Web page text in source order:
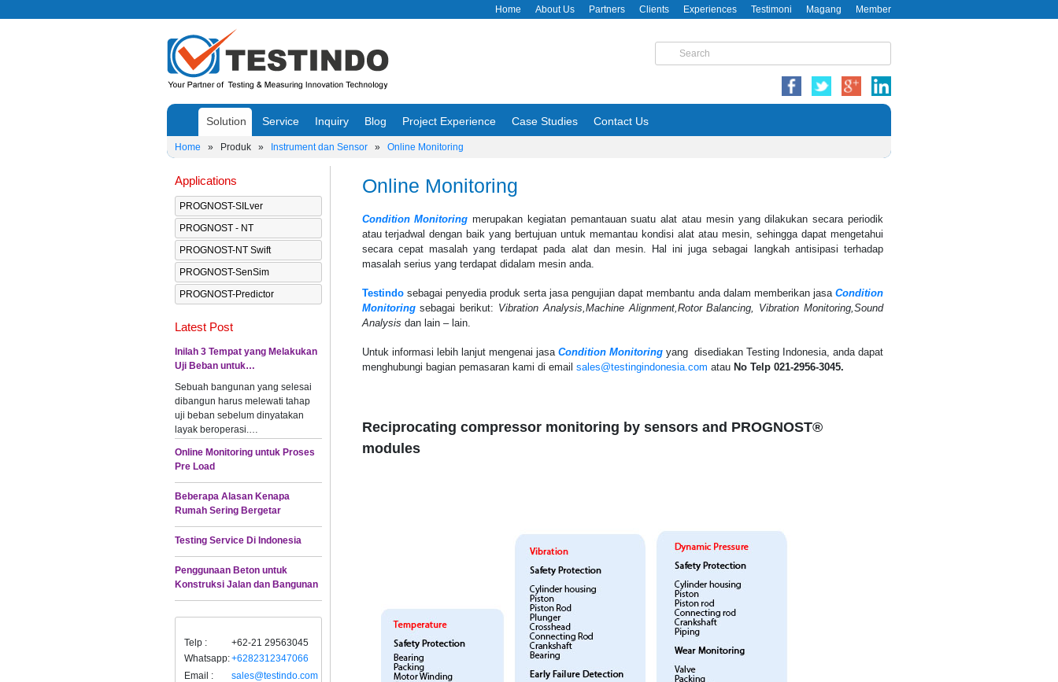
Home About Us Partners Clients Experiences Testimoni Magang Member
Solution Service Inquiry Blog Project Experience Case Studies Contact Us
Home » Produk » Instrument dan Sensor » Online Monitoring
Applications
PROGNOST-SILver
PROGNOST - NT
PROGNOST-NT Swift
PROGNOST-SenSim
PROGNOST-Predictor
Latest Post
Inilah 3 Tempat yang Melakukan
Uji Beban untuk…
Sebuah bangunan yang selesai
dibangun harus melewati tahap
uji beban sebelum dinyatakan
layak beroperasi.…
Online Monitoring untuk Proses
Pre Load
Beberapa Alasan Kenapa
Rumah Sering Bergetar
Testing Service Di Indonesia
Penggunaan Beton untuk
Konstruksi Jalan dan Bangunan
Telp :
+62-21 29563045
Whatsapp:+6282312347066
Email :
sales@testindo.com
Online Monitoring
Condition Monitoring merupakan kegiatan pemantauan suatu alat atau mesin yang dilakukan secara periodik
atau terjadwal dengan baik yang bertujuan untuk memantau kondisi alat atau mesin, sehingga dapat mengetahui
secara cepat masalah yang terdapat pada alat dan mesin. Hal ini juga sebagai langkah antisipasi terhadap
masalah serius yang terdapat didalam mesin anda.
Testindo sebagai penyedia produk serta jasa pengujian dapat membantu anda dalam memberikan jasaCondition
Monitoringsebagai berikut: Vibration Analysis,Machine Alignment,Rotor Balancing, Vibration Monitoring,Sound
Analysis dan lain – lain.
Untuk informasi lebih lanjut mengenai jasa Condition Monitoring yang disediakan Testing Indonesia, anda dapat
menghubungi bagian pemasaran kami di email sales@testingindonesia.com atau No Telp 021-2956-3045.
Reciprocating compressor monitoring by sensors and PROGNOST®
modules